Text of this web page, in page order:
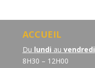
ACCUEIL
Du lundi au vendredi
8H30 – 12H00